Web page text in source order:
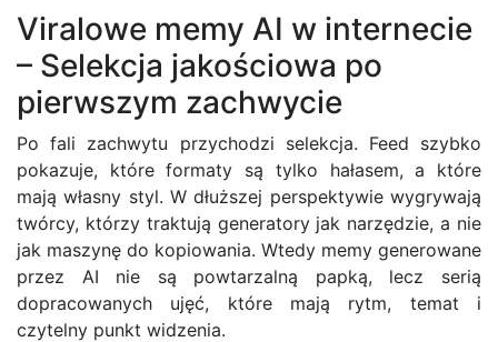
Viralowe memy AI w internecie
– Selekcja jakościowa po
pierwszym zachwycie
Po fali zachwytu przychodzi selekcja. Feed szybko
pokazuje, które formaty są tylko hałasem, a które
mają własny styl. W dłuższej perspektywie wygrywają
twórcy, którzy traktują generatory jak narzędzie, a nie
jak maszynę do kopiowania. Wtedy memy generowane
przez AI nie są powtarzalną papką, lecz serią
dopracowanych ujęć, które mają rytm, temat i
czytelny punkt widzenia.